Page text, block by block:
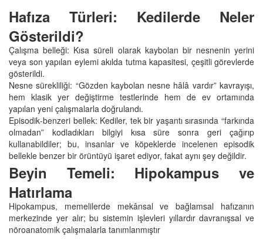
Hafıza Türleri: Kedilerde Neler
Gösterildi?
Çalışma belleği: Kısa süreli olarak kaybolan bir nesnenin yerini
veya son yapılan eylemi akılda tutma kapasitesi, çeşitli görevlerde
gösterildi.
Nesne sürekliliği: “Gözden kaybolan nesne hâlâ vardır” kavrayışı,
hem klasik yer değiştirme testlerinde hem de ev ortamında
yapılan yeni çalışmalarla doğrulandı.
Episodik‑benzeri bellek: Kediler, tek bir yaşantı sırasında “farkında
olmadan” kodladıkları bilgiyi kısa süre sonra geri çağırıp
kullanabildiler; bu, insanlar ve köpeklerde incelenen episodik
bellekle benzer bir örüntüyü işaret ediyor, fakat aynı şey değildir.
Beyin Temeli: Hipokampus ve
Hatırlama
Hipokampus, memelilerde mekânsal ve bağlamsal hafızanın
merkezinde yer alır; bu sistemin işlevleri yıllardır davranışsal ve
nöroanatomik çalışmalarla tanımlanmıştır